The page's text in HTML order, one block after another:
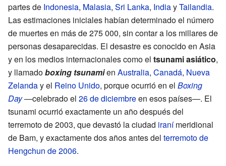
partes de Indonesia, Malasia, Sri Lanka, IndiayTailandia.
Las estimaciones iniciales habían determinado el número
de muertes en más de 275 000, sin contar a los millares de
personas desaparecidas. El desastre es conocido en Asia
y en los medios internacionales como el tsunami asiático,
y llamadoboxing tsunamien Australia, Canadá, Nueva
Zelanday el Reino Unido, porque ocurrió en el Boxing
Day—celebrado el 26 de diciembreen esos países—. El
tsunami ocurrió exactamente un año después del
terremoto de 2003, que devastó la ciudad iranímeridional
de Bam, y exactamente dos años antes del terremoto de
Hengchun de 2006.